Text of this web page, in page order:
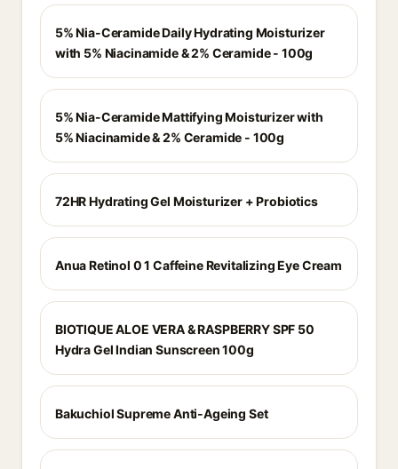
5% Nia-Ceramide Daily Hydrating Moisturizer
with 5% Niacinamide & 2% Ceramide - 100g
5% Nia-Ceramide Mattifying Moisturizer with
5% Niacinamide & 2% Ceramide - 100g
72HR Hydrating Gel Moisturizer + Probiotics
Anua Retinol 0 1 Caffeine Revitalizing Eye Cream
BIOTIQUE ALOE VERA & RASPBERRY SPF 50
Hydra Gel Indian Sunscreen 100g
Bakuchiol Supreme Anti-Ageing Set